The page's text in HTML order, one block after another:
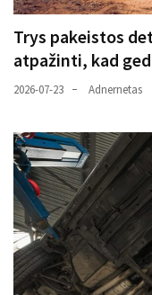
Trys pakeistos
atpažinti, kad
2026-07-23 Adnernetas